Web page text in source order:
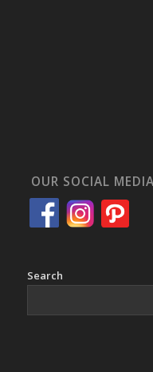
OUR SOCIAL MEDIA
Search